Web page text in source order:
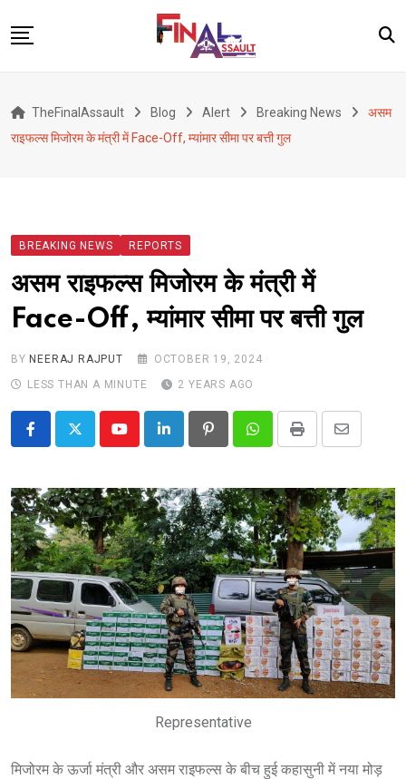
to
War
Alert
Viral
Classified
About Us
TheFinalAssault Blog Alert Breaking News
असम
राइफल्स मिजोरम के मंत्री में Face-Off, म्यांमार सीमा पर बत्ती गुल
BREAKING NEWS REPORTS
असम राइफल्स मिजोरम के मंत्री में
Face-Off, म्यांमार सीमा पर बत्ती गुल
BYNEERAJ RAJPUT
OCTOBER 19, 2024
LESS THAN A MINUTE
2 YEARS AGO
YoutubeLinkedIn PinterestWhatsappPrint
Share
Email
Representative
मिजोरम के ऊर्जा मंत्री और असम राइफल्स के बीच हुई कहासुनी में नया मोड़